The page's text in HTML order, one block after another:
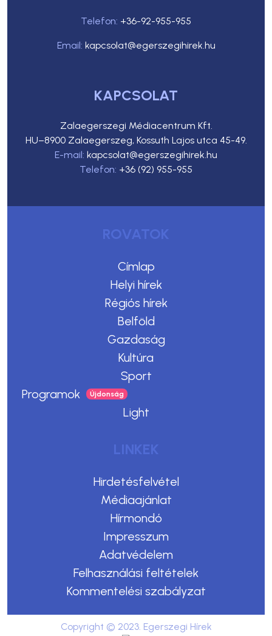
Telefon: +36-92-955-955
Email: kapcsolat@egerszegihirek.hu
KAPCSOLAT
Zalaegerszegi Médiacentrum Kft.
HU–8900 Zalaegerszeg, Kossuth Lajos utca 45-49.
E-mail: kapcsolat@egerszegihirek.hu
Telefon: +36 (92) 955-955
ROVATOK
Címlap
Helyi hírek
Régiós hírek
Belföld
Gazdaság
Kultúra
Sport
Programok
Light
LINKEK
Hirdetésfelvétel
Médiaajánlat
Hírmondó
Impresszum
Adatvédelem
Felhasználási feltételek
Kommentelési szabályzat
Copyright © 2023. Egerszegi Hírek